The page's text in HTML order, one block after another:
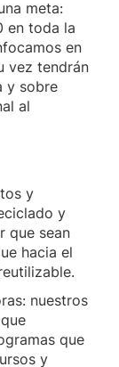
meta:
en toda la
en
vez tendrán
y sobre
al
y
y
que sean
hacia el
nuestros
que
y